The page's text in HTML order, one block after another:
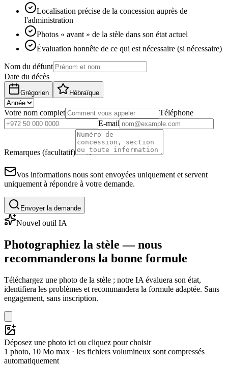
Localisation précise de la concession auprès de
l'administration
Photos « avant » de la stèle dans son état actuel
Évaluation honnête de ce qui est nécessaire (si nécessaire)
Nom du défunt
Date du décès
Grégorien Hébraïque
Votre nom complet
Téléphone
E-mail
Remarques (facultatif)
Vos informations nous sont envoyées uniquement et servent
uniquement à répondre à votre demande.
Envoyer la demande
Nouvel outil IA
Photographiez la stèle — nous
recommanderons la bonne formule
Téléchargez une photo de la stèle ; notre IA évaluera son état,
identifiera les problèmes et recommandera la formule adaptée. Sans
engagement, sans inscription.
Déposez une photo ici ou cliquez pour choisir
1 photo, 10 Mo max · les fichiers volumineux sont compressés
automatiquement